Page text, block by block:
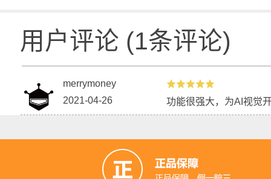
用户评论 (1条评论)
merrymoney
2021-04-26
功能很强大，为AI视觉